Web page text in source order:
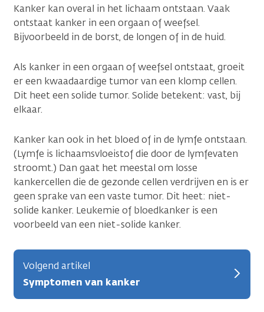
Kanker kan overal in het lichaam ontstaan. Vaak
ontstaat kanker in een orgaan of weefsel.
Bijvoorbeeld in de borst, de longen of in de huid.
Als kanker in een orgaan of weefsel ontstaat, groeit
er een kwaadaardige tumor van een klomp cellen.
Dit heet een solide tumor. Solide betekent: vast, bij
elkaar.
Kanker kan ook in het bloed of in de lymfe ontstaan.
(Lymfe is lichaamsvloeistof die door de lymfevaten
stroomt.) Dan gaat het meestal om losse
kankercellen die de gezonde cellen verdrijven en is er
geen sprake van een vaste tumor. Dit heet: niet-
solide kanker. Leukemie of bloedkanker is een
voorbeeld van een niet-solide kanker.
Volgend artikel
Symptomen van kanker